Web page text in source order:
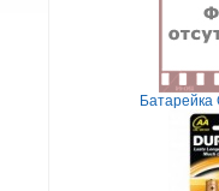
Батарейка